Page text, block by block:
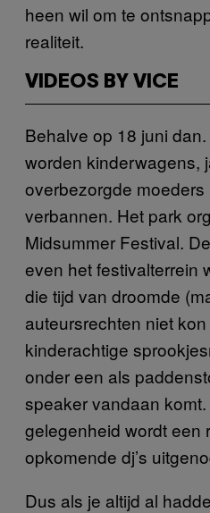
heen wil om te
realiteit.
VIDEOS BY VICE
Behalve op 18 juni
worden kinderwagens,
overbezorgde moeders
verbannen. Het park
Midsummer Festival.
even het festivalterrein
die tijd van droomde
auteursrechten niet
kinderachtige
onder een als
speaker vandaan
gelegenheid wordt een
opkomende dj’s
Dus als je altijd al